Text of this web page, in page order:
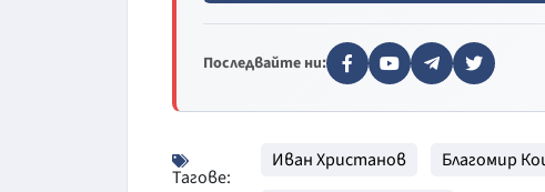
Последвайте ни:
Тагове:
Иван Христанов Благомир